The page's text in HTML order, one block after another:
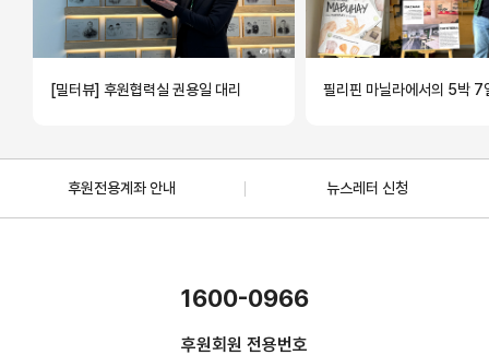
[밀터뷰] 후원협력실 권용일 대리 필리핀 마닐라에서의 5
후원전용계좌 안내 뉴스레터 신청
1600-0966
후원회원 전용번호